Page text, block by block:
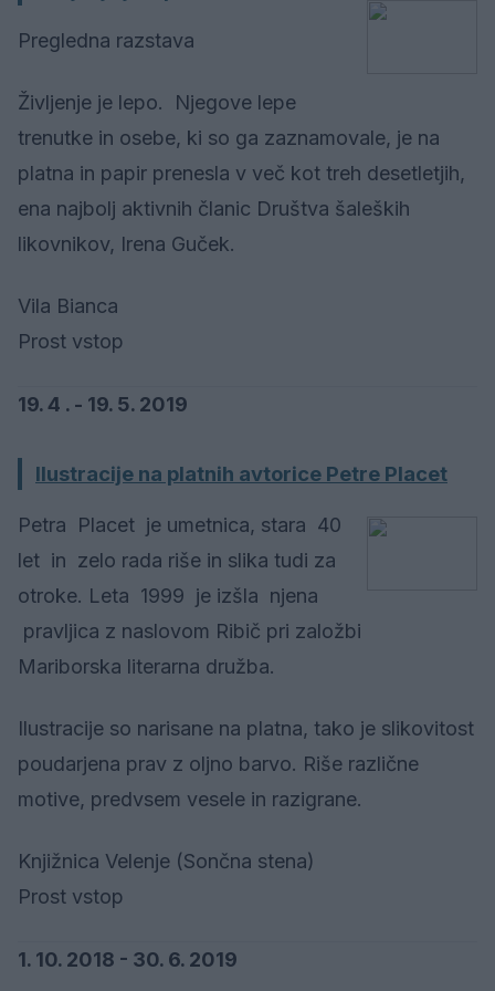
Pregledna razstava
Življenje je lepo. Njegove lepe
trenutke in osebe, ki so ga zaznamovale, je na
platna in papir prenesla v več kot treh desetletjih,
ena najbolj aktivnih članic Društva šaleških
likovnikov, Irena Guček.
Vila Bianca
Prost vstop
19. 4 . - 19. 5. 2019
Ilustracije na platnih avtorice Petre Placet
Petra Placet je umetnica, stara 40
let in zelo rada riše in slika tudi za
otroke. Leta 1999 je izšla njena
pravljica z naslovom Ribič pri založbi
Mariborska literarna družba.
Ilustracije so narisane na platna, tako je slikovitost
poudarjena prav z oljno barvo. Riše različne
motive, predvsem vesele in razigrane.
Knjižnica Velenje (Sončna stena)
Prost vstop
1. 10. 2018 - 30. 6. 2019